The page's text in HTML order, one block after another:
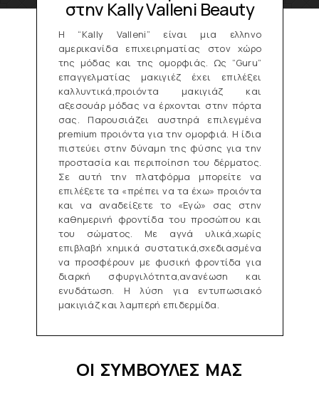
στην Kally Valleni Beauty
Η “Kally Valleni” είναι μια ελληνο
αμερικανίδα επιχειρηματίας στον χώρο
της μόδας και της ομορφιάς. Ως “Guru”
επαγγελματίας μακιγιέζ έχει επιλέξει
καλλυντικά,προιόντα μακιγιάζ και
αξεσουάρ μόδας να έρχονται στην πόρτα
σας. Παρουσιάζει αυστηρά επιλεγμένα
premium προιόντα για την ομορφιά. H ίδια
πιστεύει στην δύναμη της φύσης για την
προστασία και περιποίηση του δέρματος.
Σε αυτή την πλατφόρμα μπορείτε να
επιλέξετε τα «πρέπει να τα έχω» προιόντα
και να αναδείξετε το «Εγώ» σας στην
καθημερινή φροντίδα του προσώπου και
του σώματος. Με αγνά υλικά,χωρίς
επιβλαβή χημικά συστατικά,σχεδιασμένα
να προσφέρουν με φυσική φροντίδα για
διαρκή σφυργιλότητα,ανανέωση και
ενυδάτωση. Η λύση για εντυπωσιακό
μακιγιάζ και λαμπερή επιδερμίδα.
ΟΙ ΣΥΜΒΟΥΛΕΣ ΜΑΣ